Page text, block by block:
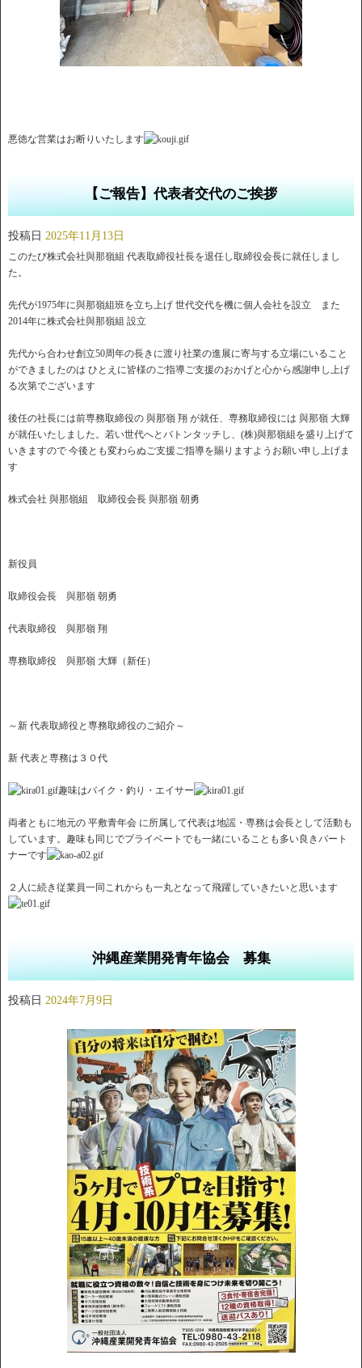
悪徳な営業はお断りいたします
【ご報告】代表者交代のご挨拶
投稿日 2025年11月13日
このたび株式会社與那嶺組 代表取締役社長を退任し取締役会長に就任しまし
た。
先代が1975年に與那嶺組班を立ち上げ 世代交代を機に個人会社を設立 また
2014年に株式会社與那嶺組 設立
先代から合わせ創立50周年の長きに渡り社業の進展に寄与する立場にいること
ができましたのは ひとえに皆様のご指導ご支援のおかげと心から感謝申し上げ
る次第でございます
後任の社長には前専務取締役の 與那嶺 翔 が就任、専務取締役には 與那嶺 大輝
が就任いたしました。若い世代へとバトンタッチし、(株)與那嶺組を盛り上げて
いきますので 今後とも変わらぬご支援ご指導を賜りますようお願い申し上げま
す
株式会社 與那嶺組 取締役会長 與那嶺 朝勇
新役員
取締役会長 與那嶺 朝勇
代表取締役 與那嶺 翔
専務取締役 與那嶺 大輝（新任）
～新 代表取締役と専務取締役のご紹介～
新 代表と専務は３０代
趣味はバイク・釣り・エイサー
両者ともに地元の 平敷青年会 に所属して代表は地謡・専務は会長として活動も
しています。趣味も同じでプライベートでも一緒にいることも多い良きパート
ナーです
２人に続き従業員一同これからも一丸となって飛躍していきたいと思います
沖縄産業開発青年協会 募集
投稿日 2024年7月9日